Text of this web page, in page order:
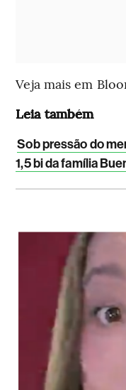
Veja mais em
Leia também
Sob pressão do
1,5 bi da família